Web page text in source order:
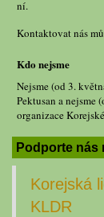
ní.
Kontaktovat nás
Kdo nejsme
Nejsme (od 3.
Pektusan a
organizace
Podporte nás
Korejská
KLDR